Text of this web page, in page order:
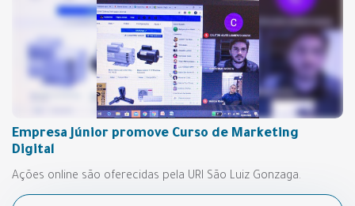
Empresa Júnior promove Curso de Marketing
Digital
Ações online são oferecidas pela URI São Luiz Gonzaga.